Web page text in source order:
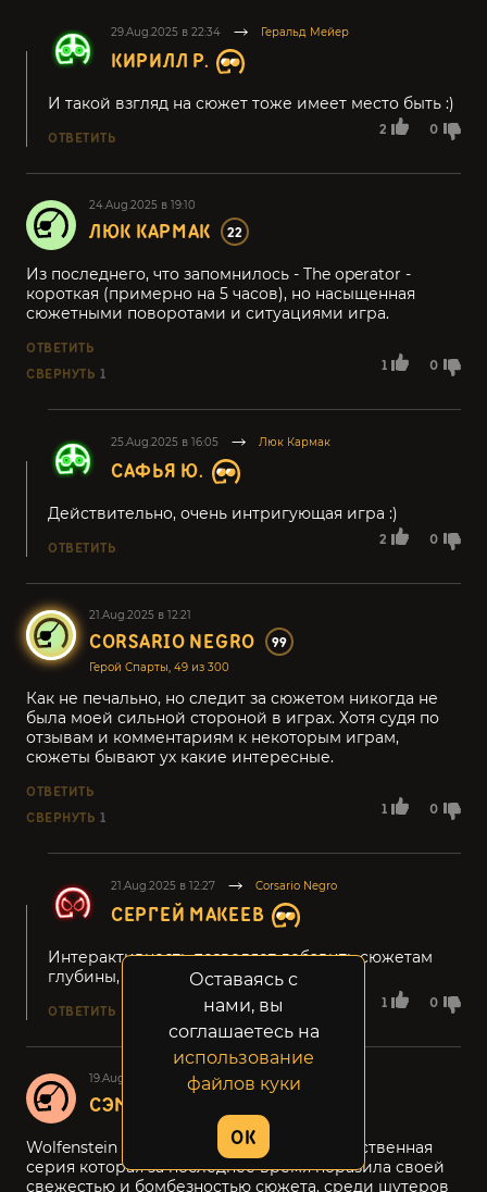
29.Aug.2025 в 22:34 Геральд Мейер
КИРИЛЛ Р.
2 0
И такой взгляд на сюжет тоже имеет место быть :)
ОТВЕТИТЬ
24.Aug.2025 в 19:10
ЛЮК КАРМАК 22
1 0
Из последнего, что запомнилось - The operator -
короткая (примерно на 5 часов), но насыщенная
сюжетными поворотами и ситуациями игра.
ОТВЕТИТЬ
СВЕРНУТЬ 1
25.Aug.2025 в 16:05 Люк Кармак
САФЬЯ Ю.
2 0
Действительно, очень интригующая игра :)
ОТВЕТИТЬ
21.Aug.2025 в 12:21
CORSARIO NEGRO 99
Герой Спарты, 49 из 300
1 0
Как не печально, но следит за сюжетом никогда не
была моей сильной стороной в играх. Хотя судя по
отзывам и комментариям к некоторым играм,
сюжеты бывают ух какие интересные.
ОТВЕТИТЬ
СВЕРНУТЬ 1
21.Aug.2025 в 12:27 Corsario Negro
СЕРГЕЙ МАКЕЕВ
1 0
Интерактивность позволяет добавить сюжетам
глубины, в отличие от кино.
ОТВЕТИТЬ
19.Aug.2025 в 01:30
СЭМ НЮКЕМ
Wolfenstein new order и new colosus. Единственная
серия которая за последнее время поразила своей
свежестью и бомбезностью сюжета. среди шутеров
Оставаясь с
нами, вы
соглашаетесь на
использование
файлов куки
OK